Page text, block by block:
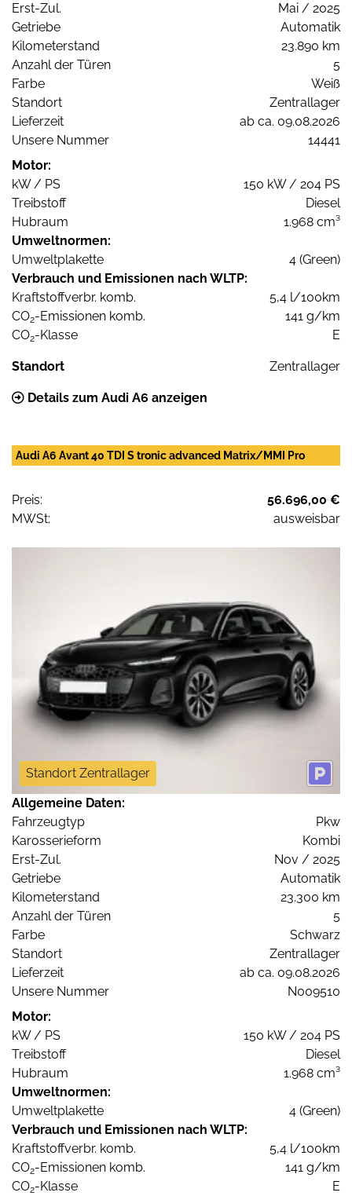
Erst-Zul.
Mai / 2025
Getriebe
Automatik
Kilometerstand
23.890 km
Anzahl der Türen
5
Farbe
Weiß
Standort
Zentrallager
Lieferzeit
ab ca. 09.08.2026
Unsere Nummer
14441
Motor:
kW / PS
150 kW / 204 PS
Treibstoff
Diesel
Hubraum
1.968 cm³
Umweltnormen:
Umweltplakette
4 (Green)
Verbrauch und Emissionen nach WLTP:
Kraftstoffverbr. komb.
5,4 l/100km
CO2-Emissionen komb.
141 g/km
CO2-Klasse E
Standort Zentrallager
Details zum Audi A6 anzeigen
Audi A6 Avant 40 TDI S tronic advanced Matrix/MMI Pro
Preis:
56.696,00 €
MWSt:
ausweisbar
Standort Zentrallager
Allgemeine Daten:
Fahrzeugtyp
Pkw
Karosserieform
Kombi
Erst-Zul.
Nov / 2025
Getriebe
Automatik
Kilometerstand
23.300 km
Anzahl der Türen
5
Farbe
Schwarz
Standort
Zentrallager
Lieferzeit
ab ca. 09.08.2026
Unsere Nummer
N009510
Motor:
kW / PS
150 kW / 204 PS
Treibstoff
Diesel
Hubraum
1.968 cm³
Umweltnormen:
Umweltplakette
4 (Green)
Verbrauch und Emissionen nach WLTP:
Kraftstoffverbr. komb.
5,4 l/100km
CO2-Emissionen komb.
141 g/km
CO2-Klasse E